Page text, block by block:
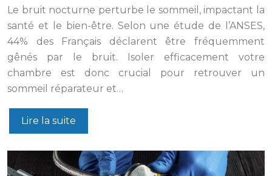
Le bruit nocturne perturbe le sommeil, impactant la
santé et le bien-être. Selon une étude de l’ANSES,
44% des Français déclarent être fréquemment
gênés par le bruit. Isoler efficacement votre
chambre est donc crucial pour retrouver un
sommeil réparateur et…
Lire la suite